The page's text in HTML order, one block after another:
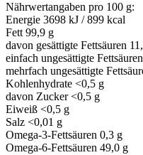
Nährwertangaben pro 100 g:
Energie 3698 kJ / 899 kcal
Fett 99,9 g
davon gesättigte Fettsäuren
einfach ungesättigte
mehrfach ungesättigte
Kohlenhydrate <0,5 g
davon Zucker <0,5 g
Eiweiß <0,5 g
Salz <0,01 g
Omega-3-Fettsäuren 0,3 g
Omega-6-Fettsäuren 49,0 g